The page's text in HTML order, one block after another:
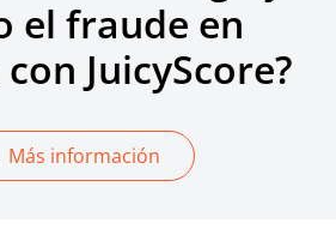
el fraude en
JuicyScore?
Más información